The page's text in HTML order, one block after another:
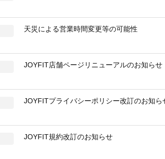
天災による営業時間変更等の可能性
JOYFIT店舗ページリニューアルのお知らせ
JOYFITプライバシーポリシー改訂のお知ら
JOYFIT規約改訂のお知らせ